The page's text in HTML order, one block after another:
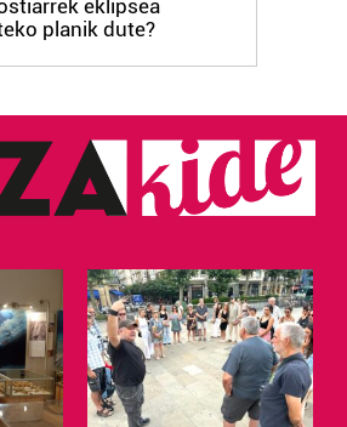
hau onartuz gero, teknologia hori
ematen diguzu. Gehiago
eklipsea
planik dute?